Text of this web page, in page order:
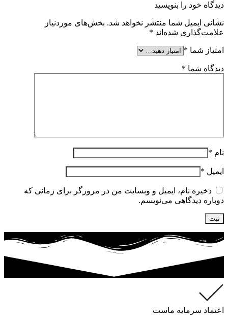
دیدگاه خود را بنویسید
نشانی ایمیل شما منتشر نخواهد شد. بخش‌های موردنیاز
علامت‌گذاری شده‌اند *
امتیاز شما *
دیدگاه شما *
نام *
ایمیل *
ذخیره نام، ایمیل و وبسایت من در مرورگر برای زمانی که
دوباره دیدگاهی می‌نویسم.
اعتماد سرمایه ماست